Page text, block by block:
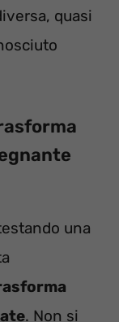
quasi
una
. Non si